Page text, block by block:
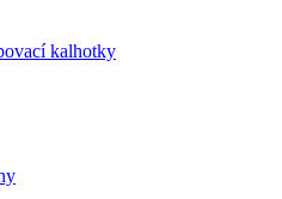
kalhotky